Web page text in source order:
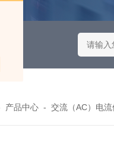
施耐德智能保护器选型
产品中心 -交流（AC）电流